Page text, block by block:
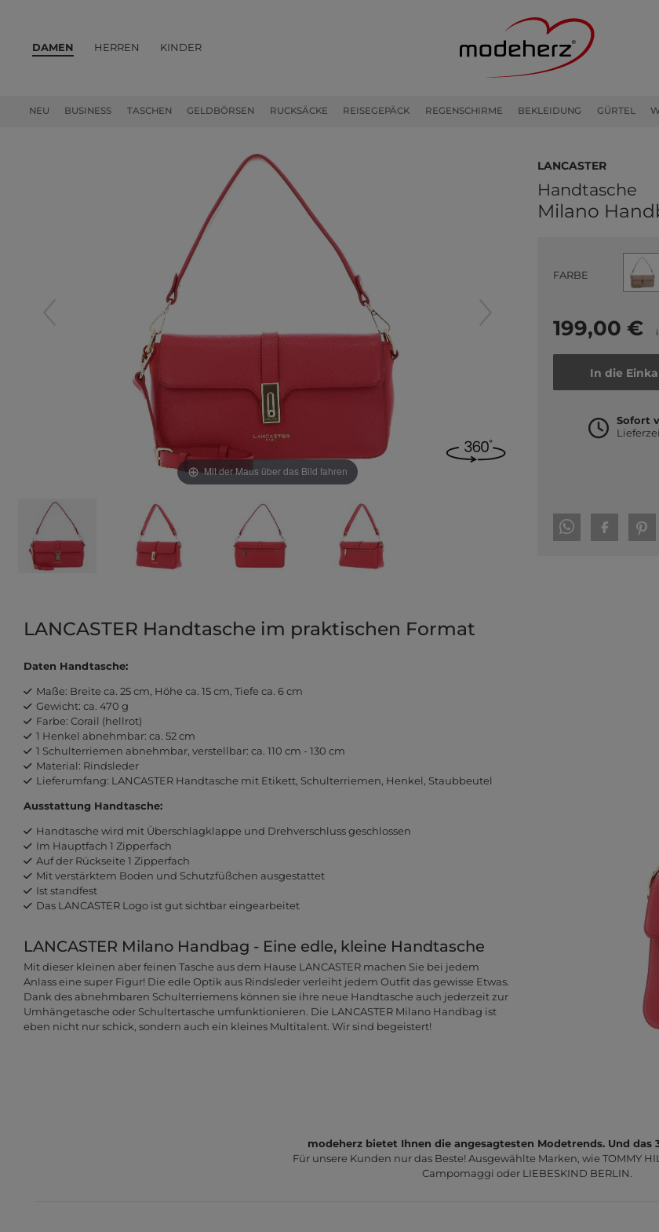
DAMEN
NEU BUSINESS TASCHEN GELDBÖRSEN RUCKSÄCKE REISEGEPÄCK REGENSCHIRME BEKLEIDUNG GÜRTEL
HERREN KINDER
Mit der Maus über das Bild fahren
LANCASTER
Handtasche
Milano
FARBE
199,00 €
In die
Sofort
LANCASTER Handtasche im praktischen Format
Daten Handtasche:
Maße: Breite ca. 25 cm, Höhe ca. 15 cm, Tiefe ca. 6 cm
Gewicht: ca. 470 g
Farbe: Corail (hellrot)
1 Henkel abnehmbar: ca. 52 cm
1 Schulterriemen abnehmbar, verstellbar: ca. 110 cm - 130 cm
Material: Rindsleder
Lieferumfang: LANCASTER Handtasche mit Etikett, Schulterriemen, Henkel, Staubbeutel
Ausstattung Handtasche:
Handtasche wird mit Überschlagklappe und Drehverschluss geschlossen
Im Hauptfach 1 Zipperfach
Auf der Rückseite 1 Zipperfach
Mit verstärktem Boden und Schutzfüßchen ausgestattet
Ist standfest
Das LANCASTER Logo ist gut sichtbar eingearbeitet
LANCASTER Milano Handbag - Eine edle, kleine Handtasche
Mit dieser kleinen aber feinen Tasche aus dem Hause LANCASTER machen Sie bei jedem
Anlass eine super Figur! Die edle Optik aus Rindsleder verleiht jedem Outfit das gewisse Etwas.
Dank des abnehmbaren Schulterriemens können sie ihre neue Handtasche auch jederzeit zur
Umhängetasche oder Schultertasche umfunktionieren. Die LANCASTER Milano Handbag ist
eben nicht nur schick, sondern auch ein kleines Multitalent. Wir sind begeistert!
modeherz bietet Ihnen die angesagtesten Modetrends. Und das
Für unsere Kunden nur das Beste! Ausgewählte Marken, wie TOMMY
Campomaggi oder LIEBESKIND BERLIN.